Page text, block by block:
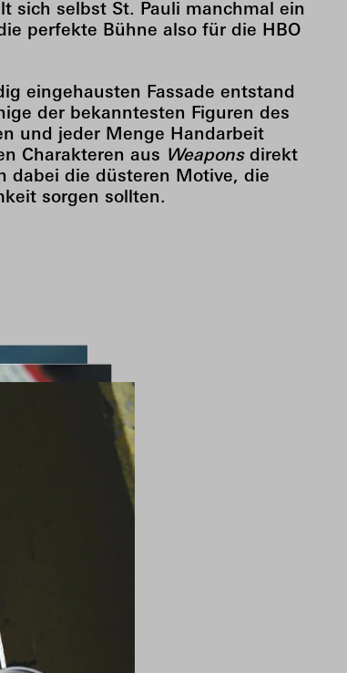
sich selbst St. Pauli manchmal ein
perfekte Bühne also für die HBO
eingehausten Fassade entstand
der bekanntesten Figuren des
und jeder Menge Handarbeit
Charakteren aus Weaponsdirekt
dabei die düsteren Motive, die
sorgen sollten.